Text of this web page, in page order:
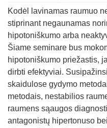
Kodėl lavinamas raumuo
stiprinant negaunamas
hipotoniškumo arba
Šiame seminare bus
hipotoniškumo priežastis,
dirbti efektyviai.
skaidulose gydymo
metodais, nestabilios
raumens sąaugos
antagonistų hipertonuso